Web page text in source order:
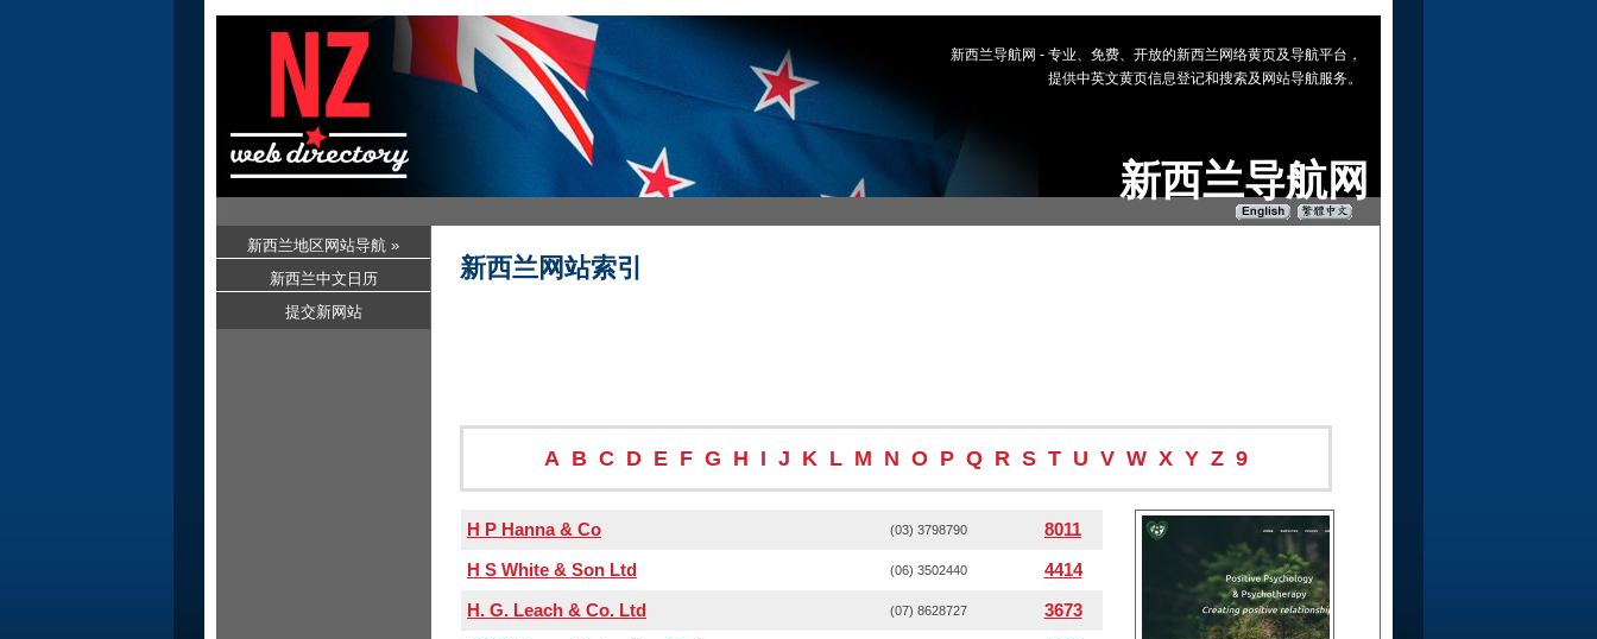
新西兰导航网
新西兰导航网 - 专业、免费、开放的新西兰网络黄页及导航平台，
提供中英文黄页信息登记和搜索及网站导航服务。
新西兰网站索引
A B C D E F G H I J K L M N O P Q R S T U V W X Y Z 9
H P Hanna & Co (03) 3798790
8011
H S White & Son Ltd
(06) 3502440
4414
H. G. Leach & Co. Ltd
(07) 8628727
3673
新西兰地区网站导航 »
新西兰中文日历
提交新网站